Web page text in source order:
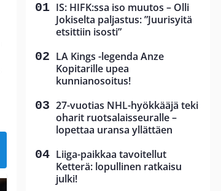
IS: HIFK:ssa iso muutos – Olli
Jokiselta paljastus: ”Juurisyitä
etsittiin isosti”
LA Kings -legenda Anze
Kopitarille upea
kunnianosoitus!
27-vuotias NHL-hyökkääjä teki
oharit ruotsalaisseuralle –
lopettaa uransa yllättäen
Liiga-paikkaa tavoitellut
Ketterä: lopullinen ratkaisu
julki!